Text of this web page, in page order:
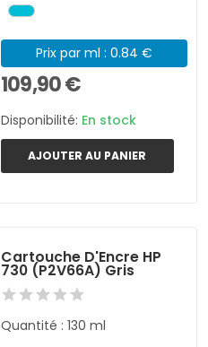
Prix par ml : 0.84 €
109,90 €
Disponibilité: En stock
AJOUTER AU PANIER
Cartouche D'Encre HP
730 (P2V66A) Gris
Quantité : 130 ml